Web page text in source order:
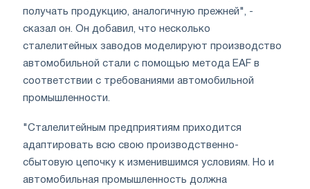
получать продукцию, аналогичную прежней", -
сказал он. Он добавил, что несколько
сталелитейных заводов моделируют производство
автомобильной стали с помощью метода EAF в
соответствии с требованиями автомобильной
промышленности.
"Сталелитейным предприятиям приходится
адаптировать всю свою производственно-
сбытовую цепочку к изменившимся условиям. Но и
автомобильная промышленность должна